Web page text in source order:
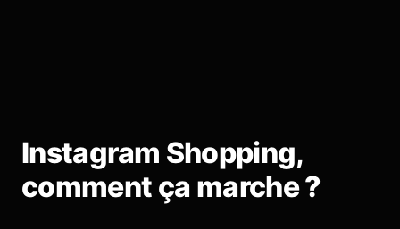
Instagram Shopping,
comment ça marche ?